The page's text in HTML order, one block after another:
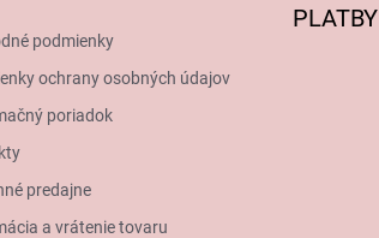
podmienky
ochrany osobných údajov
poriadok
predajne
a vrátenie tovaru
PLATBY